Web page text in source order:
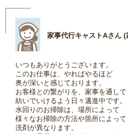
家事代行キャストAさん (
いつもありがとうございます。
このお仕事は、やればやるほど
奥が深いと感じております。
お客様との繋がりを、家事を通して
紡いでいけるよう日々邁進中です。
水回りのお掃除は、場所によって
様々なお掃除の方法や箇所によって
洗剤が異なります。